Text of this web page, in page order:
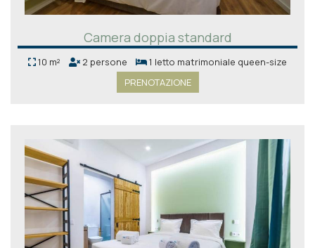
Camera doppia standard
10 m² 2 persone
1 letto matrimoniale queen-size
PRENOTAZIONE